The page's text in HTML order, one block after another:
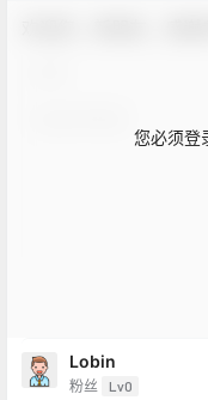
您必须登
Lobin
粉丝 Lv0